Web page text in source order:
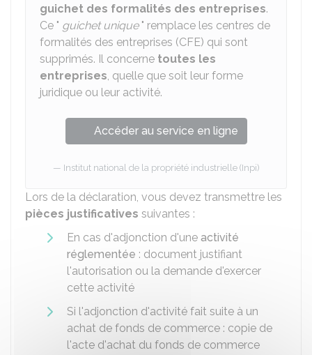
guichet des formalités des entreprises.
Ce " guichet unique" remplace les centres de
formalités des entreprises (CFE) qui sont
supprimés. Il concerne toutes les
entreprises, quelle que soit leur forme
juridique ou leur activité.
Accéder au service en ligne
Institut national de la propriété industrielle (Inpi)
Lors de la déclaration, vous devez transmettre les
pièces justificatives suivantes :
En cas d'adjonction d'une activité
réglementée : document justifiant
l'autorisation ou la demande d'exercer
cette activité
Si l'adjonction d'activité fait suite à un
achat de fonds de commerce : copie de
l'acte d'achat du fonds de commerce